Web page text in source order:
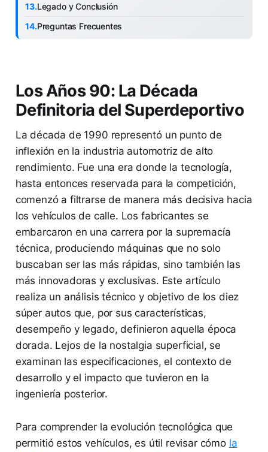
Legado y Conclusión
Preguntas Frecuentes
Los Años 90: La Década
Definitoria del Superdeportivo
La década de 1990 representó un punto de
inflexión en la industria automotriz de alto
rendimiento. Fue una era donde la tecnología,
hasta entonces reservada para la competición,
comenzó a filtrarse de manera más decisiva hacia
los vehículos de calle. Los fabricantes se
embarcaron en una carrera por la supremacía
técnica, produciendo máquinas que no solo
buscaban ser las más rápidas, sino también las
más innovadoras y exclusivas. Este artículo
realiza un análisis técnico y objetivo de los diez
súper autos que, por sus características,
desempeño y legado, definieron aquella época
dorada. Lejos de la nostalgia superficial, se
examinan las especificaciones, el contexto de
desarrollo y el impacto que tuvieron en la
ingeniería posterior.
Para comprender la evolución tecnológica que
permitió estos vehículos, es útil revisar cómo la